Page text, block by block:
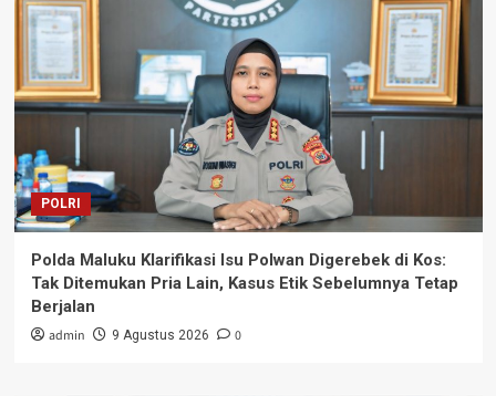
POLRI
Polda Maluku Klarifikasi Isu Polwan Digerebek di Kos:
Tak Ditemukan Pria Lain, Kasus Etik Sebelumnya Tetap
Berjalan
admin 9 Agustus 2026 0